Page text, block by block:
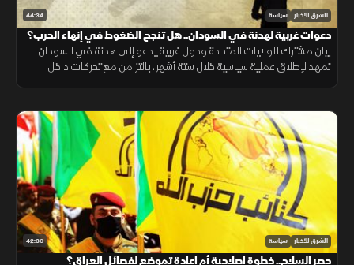
44:34 الشرق للأخبار سياسة
دعوات غربية لهدنة في السودان.. هل تنجح الضغوط في إنهاء الحرب؟
بيان مشترك للولايات المتحدة ودول غربية يدعو إلى هدنة في السودان
تمهد لإطلاق عملية سياسية خلال ستة أشهر، بالتزامن مع تحركات داخل
42:30 الشرق للأخبار سياسة
حصر السلاح.. خطوة إصلاحية أم إعادة تموضع لفصائل العراق؟